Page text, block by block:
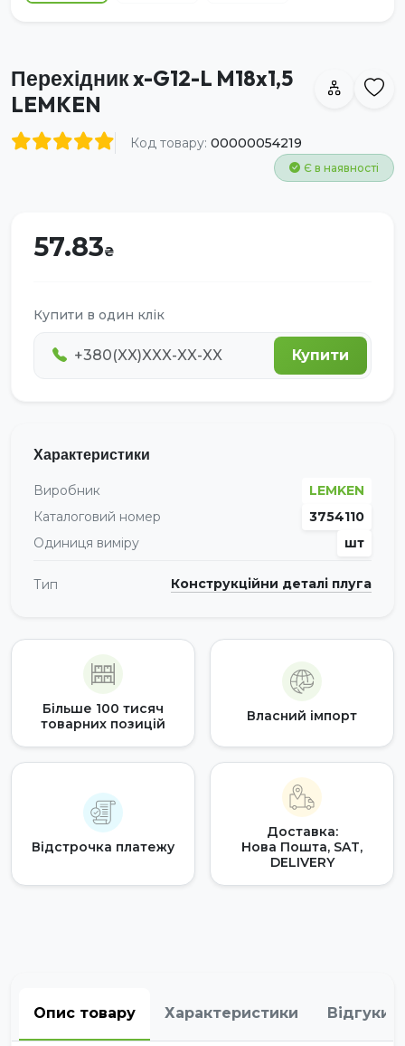
Перехідник x-G12-L M18x1,5
LEMKEN
Код товару: 00000054219
Є в наявності
57.83
Купити в один клік
Купити
Характеристики
Виробник
LEMKEN
Каталоговий номер
3754110
Одиниця виміру
шт
Тип Конструкційни деталі плуга
Більше 100 тисяч
товарних позицій
Власний імпорт
Відстрочка платежу
Доставка:
Нова Пошта, SAT,
DELIVERY
Опис товару Характеристики Відгуки